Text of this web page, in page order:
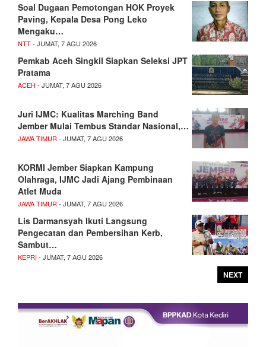
​Soal Dugaan Pemotongan HOK Proyek
Paving, Kepala Desa Pong Leko
Mengaku…
NTT- JUMAT, 7 AGU 2026
Pemkab Aceh Singkil Siapkan Seleksi JPT
Pratama
ACEH - JUMAT, 7 AGU 2026
Juri IJMC: Kualitas Marching Band
Jember Mulai Tembus Standar Nasional,…
JAWA TIMUR - JUMAT, 7 AGU 2026
KORMI Jember Siapkan Kampung
Olahraga, IJMC Jadi Ajang Pembinaan
Atlet Muda
JAWA TIMUR - JUMAT, 7 AGU 2026
Lis Darmansyah Ikuti Langsung
Pengecatan dan Pembersihan Kerb,
Sambut…
KEPRI- JUMAT, 7 AGU 2026
NEXT